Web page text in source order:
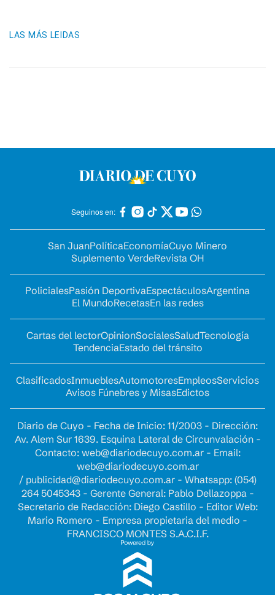
LAS MÁS LEIDAS
Seguinos en:
San JuanPolíticaEconomíaCuyo Minero
Suplemento VerdeRevista OH
PolicialesPasión DeportivaEspectáculosArgentina
El MundoRecetasEn las redes
Cartas del lectorOpinionSocialesSaludTecnología
TendenciaEstado del tránsito
ClasificadosInmueblesAutomotoresEmpleosServicios
Avisos Fúnebres y MisasEdictos
Diario de Cuyo - Fecha de Inicio: 11/2003 - Dirección:
Av. Alem Sur 1639. Esquina Lateral de Circunvalación -
Contacto: web@diariodecuyo.com.ar- Email:
web@diariodecuyo.com.ar
/ publicidad@diariodecuyo.com.ar- Whatsapp: (054)
264 5045343 - Gerente General: Pablo Dellazoppa -
Secretario de Redacción: Diego Castillo - Editor Web:
Mario Romero - Empresa propietaria del medio -
FRANCISCO MONTES S.A.C.I.F.